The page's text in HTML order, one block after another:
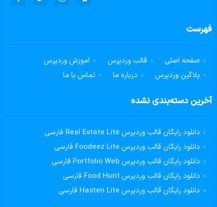
فهرست
صفحه اصلی قالب وردپرس
آموزش وردپرس
پلاگین وردپرس
درباره ما تماس با ما
آخرین دسته‌بندی نشده
دانلود رایگان قالب وردپرس Real Estate Lite فارسی
دانلود رایگان قالب وردپرس Foodeez Lite فارسی
دانلود رایگان قالب وردپرس Portfolio Web فارسی
دانلود رایگان قالب وردپرس Food Hunt فارسی
دانلود رایگان قالب وردپرس Hasten Lite فارسی